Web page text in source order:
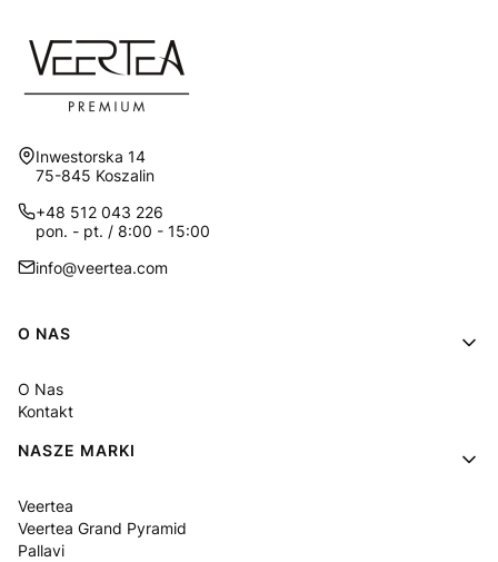
Adres:
Inwestorska 14
75-845 Koszalin
+48 512 043 226
pon. - pt. / 8:00 - 15:00
info@veertea.com
Linki w stopce
O NAS
O Nas
Kontakt
NASZE MARKI
Veertea
Veertea Grand Pyramid
Pallavi